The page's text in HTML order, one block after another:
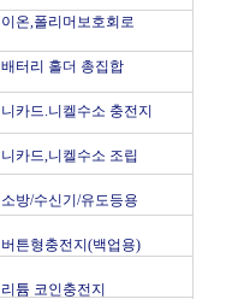
이온,폴리머보호회로
배터리 홀더 총집합
니카드.니켈수소 충전지
니카드,니켈수소 조립
소방/수신기/유도등용
버튼형충전지(백업용)
리튬 코인충전지